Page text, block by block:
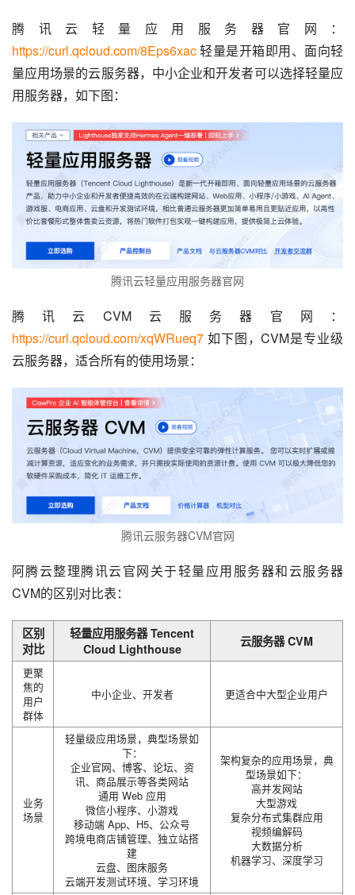
腾讯云轻量应用服务器官网：
https://curl.qcloud.com/8Eps6xac 轻量是开箱即用、面向轻
量应用场景的云服务器，中小企业和开发者可以选择轻量应
用服务器，如下图：
腾讯云轻量应用服务器官网
腾讯云CVM云服务器官网：
https://curl.qcloud.com/xqWRueq7 如下图，CVM是专业级
云服务器，适合所有的使用场景：
腾讯云服务器CVM官网
阿腾云整理腾讯云官网关于轻量应用服务器和云服务器
CVM的区别对比表：
区别
对比
轻量应用服务器 Tencent
Cloud Lighthouse
云服务器 CVM
更聚
焦的
用户
群体
中小企业、开发者 更适合中大型企业用户
业务
场景
轻量级应用场景，典型场景如
下：
企业官网、博客、论坛、资
讯、商品展示等各类网站
通用 Web 应用
微信小程序、小游戏
移动端 App、H5、公众号
跨境电商店铺管理、独立站搭
建
云盘、图床服务
云端开发测试环境、学习环境
架构复杂的应用场景，典
型场景如下：
高并发网站
大型游戏
复杂分布式集群应用
视频编解码
大数据分析
机器学习、深度学习